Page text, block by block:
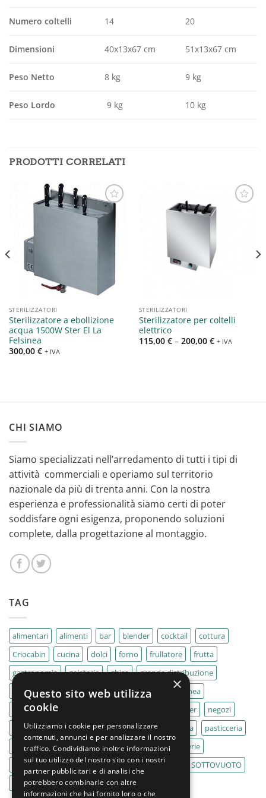
Numero coltelli 14 20
Dimensioni 40x13x67 cm 51x13x67 cm
Peso Netto 8 kg 9 kg
Peso Lordo 9 kg 10 kg
PRODOTTI CORRELATI
STERILIZZATORI
Sterilizzatore a ebollizione
acqua 1500W Ster El La
Felsinea
300,00 € + IVA
STERILIZZATORI
Sterilizzatore per coltelli
elettrico
115,00 €– 200,00 € + IVA
CHI SIAMO
Siamo specializzati nell’arredamento di tutti i tipi di
attività commerciali e operiamo sul territorio
nazionale da più di trenta anni. Con la nostra
esperienza e professionalità siamo certi di poter
soddisfare ogni esigenza, proponendo soluzioni
complete, dalla progettazione al montaggio.
TAG
alimentari alimenti bar blender cocktail
cottura
Criocabin
cucina dolci forno frullatore
frutta
gastronomia
gelaterie ghisa
grande distribuzione
IMPASTATRICE
impastatrici kebab
La Felsinea
MACELLERIA
mixer
negozi
Outlet
pane panifici panificio paninoteca
pasticceria
pasticcerie
pescherie pizza pizzeria
pizzerie
PLANETARIA
pub ristoranti ristorazione
SOTTOVUOTO
supermercati
tavole calde tostiere
×
Questo sito web utilizza
cookie
Utilizziamo i cookie per personalizzare
contenuti, annunci e per analizzare il nostro
traffico. Condividiamo inoltre informazioni
sul tuo utilizzo del nostro sito con i nostri
partner pubblicitari e di analisi che
potrebbero combinarle con altre
informazioni che hai fornito loro o che